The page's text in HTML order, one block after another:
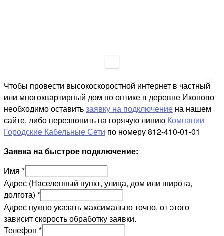
Чтобы провести высокоскоростной интернет в частный
или многоквартирный дом по оптике в деревне Иконово
необходимо оставитьзаявку на подключение на нашем
сайте, либо перезвонить на горячую линию Компании
Городские Кабельные Сети по номеру 812-410-01-01
Заявка на быстрое подключение:
Имя *
Адрес (Населенный пункт, улица, дом или широта,
долгота) *
Адрес нужно указать максимально точно, от этого
зависит скорость обработку заявки.
Телефон *